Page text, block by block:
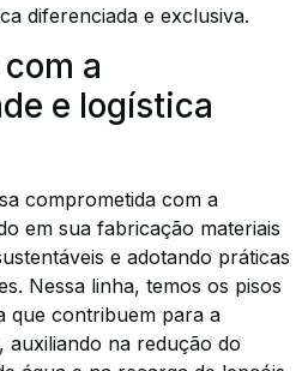
diferenciada e exclusiva.
a
e logística
comprometida com a
em sua fabricação materiais
e adotando práticas
Nessa linha, temos os pisos
que contribuem para a
auxiliando na redução do